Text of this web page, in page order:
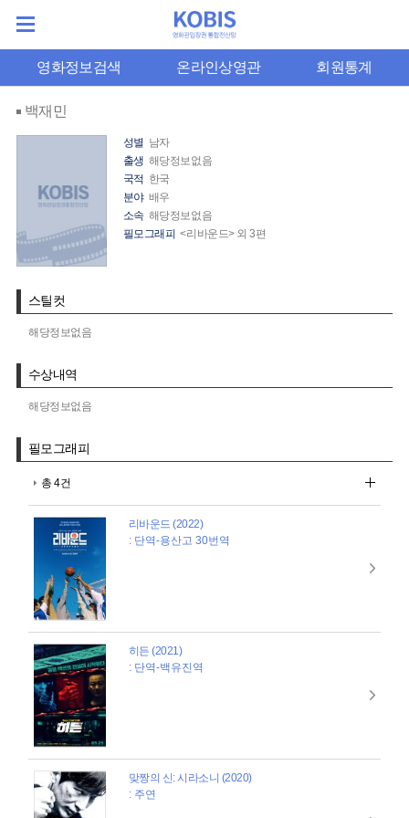
영화정보검색 온라인상영관 회원통계
백재민
성별 남자
출생 해당정보없음
국적 한국
분야 배우
소속 해당정보없음
필모그래피 <리바운드> 외 3편
스틸컷
해당정보없음
수상내역
해당정보없음
필모그래피
총 4건
리바운드 (2022)
: 단역-용산고 30번역
히든 (2021)
: 단역-백유진역
맞짱의 신: 시라소니 (2020)
: 주연